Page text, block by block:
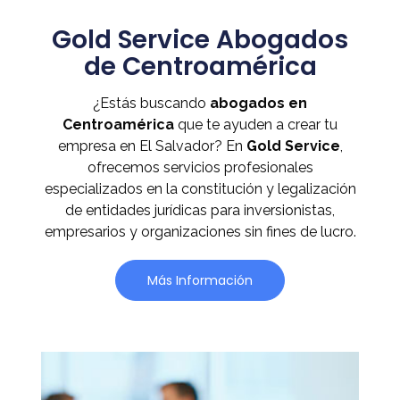
Gold Service Abogados
de Centroamérica
¿Estás buscando abogados en
Centroamérica que te ayuden a crear tu
empresa en El Salvador? En Gold Service
ofrecemos servicios profesionales
especializados en la constitución y legalización
de entidades jurídicas para inversionistas,
empresarios y organizaciones sin fines de lucro.
Más Información